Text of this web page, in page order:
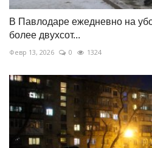
В Павлодаре ежедневно на
более двухсот...
Февр 13, 2026 0 1324